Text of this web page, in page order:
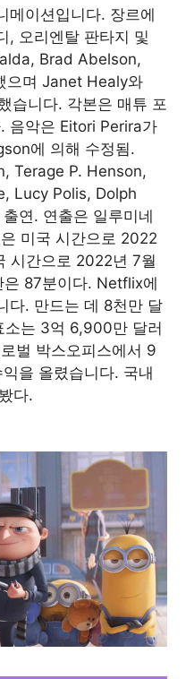
메이션입니다. 장르에
, 오리엔탈 판타지 및
Brad Abelson,
으며 Janet Healy와
습니다. 각본은 매튜 포
음악은 Eitori Perira가
에 의해 수정됨.
Terage P. Henson,
Lucy Polis, Dolph
연. 연출은 일루미네
미국 시간으로 2022
시간으로 2022년 7월
87분이다. Netflix에
다. 만드는 데 8천만 달
소는 3억 6,900만 달러
벌 박스오피스에서 9
을 올렸습니다. 국내
다.